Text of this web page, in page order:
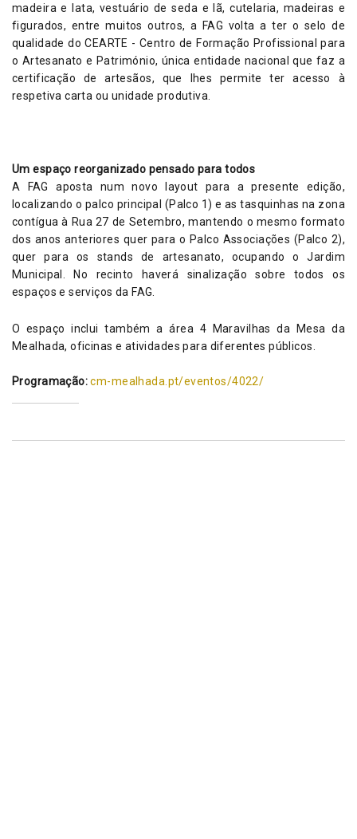
madeira e lata, vestuário de seda e lã, cutelaria, madeiras e
figurados, entre muitos outros, a FAG volta a ter o selo de
qualidade do CEARTE - Centro de Formação Profissional para
o Artesanato e Património, única entidade nacional que faz a
certificação de artesãos, que lhes permite ter acesso à
respetiva carta ou unidade produtiva.
Um espaço reorganizado pensado para todos
A FAG aposta num novo layout para a presente edição,
localizando o palco principal (Palco 1) e as tasquinhas na zona
contígua à Rua 27 de Setembro, mantendo o mesmo formato
dos anos anteriores quer para o Palco Associações (Palco 2),
quer para os stands de artesanato, ocupando o Jardim
Municipal. No recinto haverá sinalização sobre todos os
espaços e serviços da FAG.
O espaço inclui também a área 4 Maravilhas da Mesa da
Mealhada, oficinas e atividades para diferentes públicos.
Programação: cm-mealhada.pt/eventos/4022/